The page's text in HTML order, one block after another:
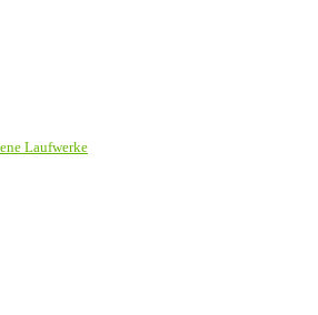
Laufwerke